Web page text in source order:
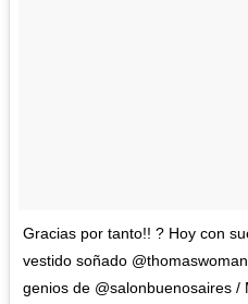
Gracias por tanto!! ? Hoy con
vestido soñado
genios de @salonbuenosaires /